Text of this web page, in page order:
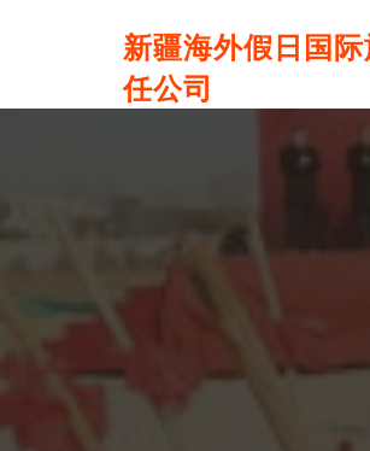
新疆海外假日国
任公司